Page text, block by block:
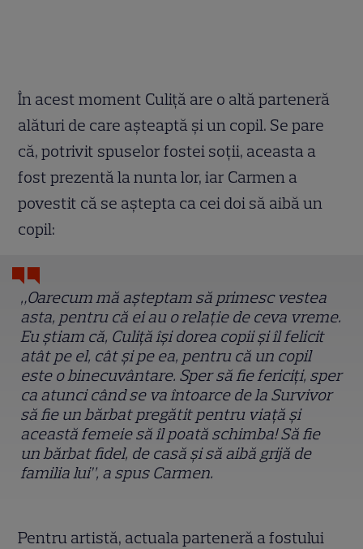
În acest moment Culiță are o altă parteneră
alături de care așteaptă și un copil. Se pare
că, potrivit spuselor fostei soții, aceasta a
fost prezentă la nunta lor, iar Carmen a
povestit că se aștepta ca cei doi să aibă un
copil:
„Oarecum mă așteptam să primesc vestea
asta, pentru că ei au o relație de ceva vreme.
Eu știam că, Culiță își dorea copii și îl felicit
atât pe el, cât și pe ea, pentru că un copil
este o binecuvântare. Sper să fie fericiți, sper
ca atunci când se va întoarce de la Survivor
să fie un bărbat pregătit pentru viață și
această femeie să îl poată schimba! Să fie
un bărbat fidel, de casă și să aibă grijă de
familia lui”, a spus Carmen.
Pentru artistă, actuala parteneră a fostului